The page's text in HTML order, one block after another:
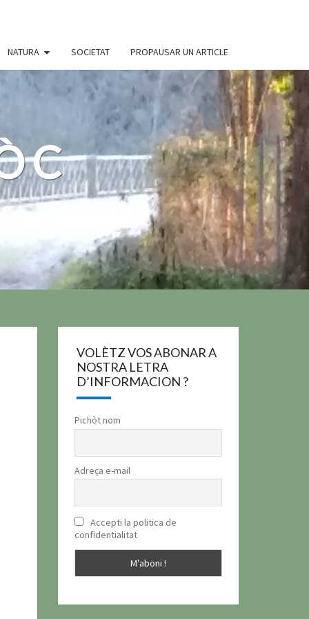
NATURA SOCIETAT PROPAUSAR UN ARTICLE
VOLÈTZ VOS ABONAR A
NOSTRA LETRA
D’INFORMACION ?
Pichòt nom
Adreça e-mail
Accepti la politica de
confidentialitat